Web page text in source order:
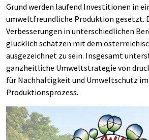
Grund werden laufend Investitionen in
umweltfreundliche Produktion gesetzt.
Verbesserungen in unterschiedlichen
glücklich schätzen mit dem
ausgezeichnet zu sein. Insgesamt
ganzheitliche Umweltstrategie von
für Nachhaltigkeit und Umweltschutz
Produktionsprozess.